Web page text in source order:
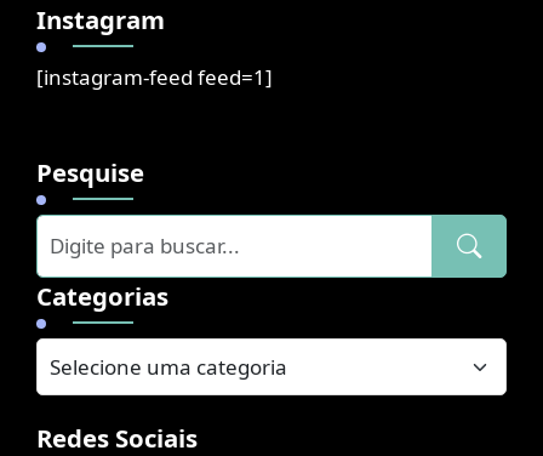
Instagram
[instagram-feed feed=1]
Pesquise
Categorias
Redes Sociais